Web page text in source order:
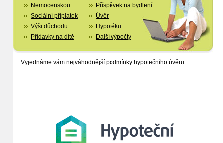
Nemocenskou
Sociální příplatek
Výši důchodu
Přídavky na dítě
Příspěvek na bydlení
Úvěr
Hypotéku
Další výpočty
Vyjednáme vám nejváhodnější podmínky hypotečního úvěru.